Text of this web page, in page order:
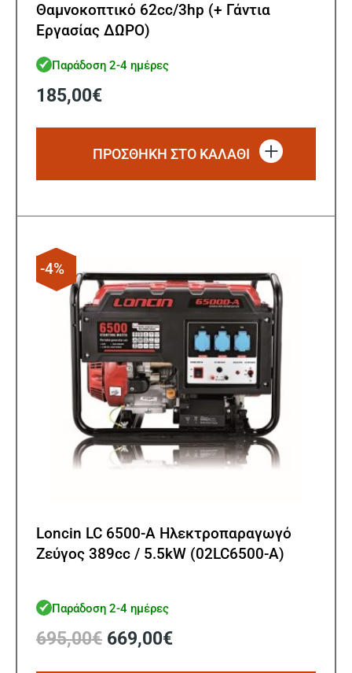
Θαμνοκοπτικό 62cc/3hp (+ Γάντια
Εργασίας ΔΩΡΟ)
Παράδοση 2-4 ημέρες
185,00€
ΠΡΟΣΘΗΚΗ ΣΤΟ ΚΑΛΑΘΙ
-4%
Loncin LC 6500-A Ηλεκτροπαραγωγό
Ζεύγος 389cc / 5.5kW (02LC6500-A)
Παράδοση 2-4 ημέρες
695,00€ Original
669,00€Η